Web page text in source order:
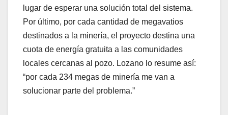
lugar de esperar una solución total del sistema.
Por último, por cada cantidad de megavatios
destinados a la minería, el proyecto destina una
cuota de energía gratuita a las comunidades
locales cercanas al pozo. Lozano lo resume así:
“por cada 234 megas de minería me van a
solucionar parte del problema.”